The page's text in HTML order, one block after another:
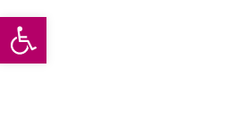
Abrir barra de herramientas